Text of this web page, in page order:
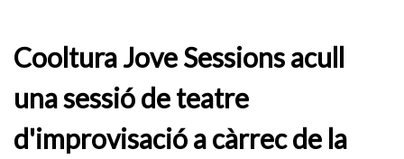
Cooltura Jove Sessions acull
una sessió de teatre
d'improvisació a càrrec de la